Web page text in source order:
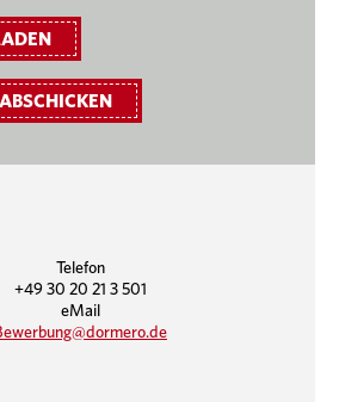
Telefon
+49 30 20 21 3 501
eMail